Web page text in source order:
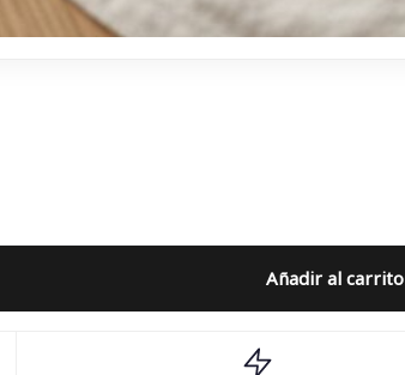
Añadir al carrito